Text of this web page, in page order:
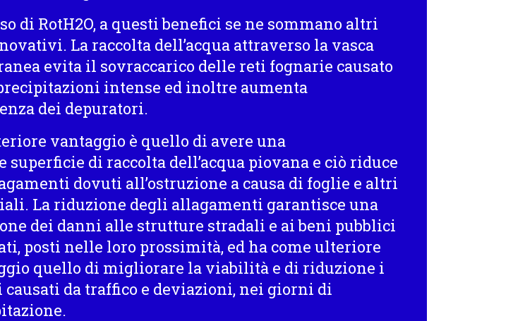
di RotH2O, a questi benefici se ne sommano altri
La raccolta dell’acqua attraverso la vasca
evita il sovraccarico delle reti fognarie causato
intense ed inoltre aumenta
dei depuratori.
vantaggio è quello di avere una
superficie di raccolta dell’acqua piovana e ciò riduce
dovuti all’ostruzione a causa di foglie e altri
La riduzione degli allagamenti garantisce una
dei danni alle strutture stradali e ai beni pubblici
posti nelle loro prossimità, ed ha come ulteriore
quello di migliorare la viabilità e di riduzione i
da traffico e deviazioni, nei giorni di